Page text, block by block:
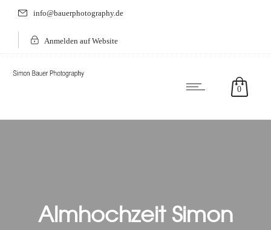
info@bauerphotography.de
Anmelden auf Website
0
Almhochzeit Simon